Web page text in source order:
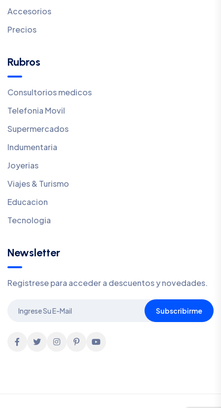
Accesorios
Precios
Rubros
Consultorios medicos
Telefonia Movil
Supermercados
Indumentaria
Joyerias
Viajes & Turismo
Educacion
Tecnologia
Newsletter
Registrese para acceder a descuentos y novedades.
Subscribirme